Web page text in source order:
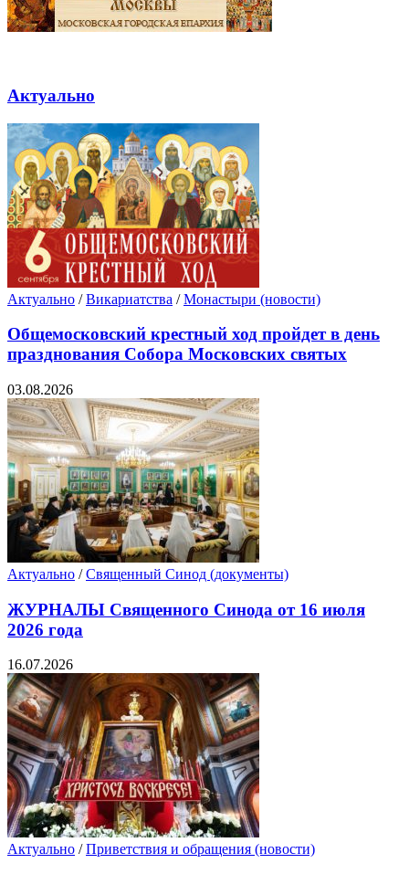
Актуально
Актуально /Викариатства /Монастыри (новости)
Общемосковский крестный ход пройдет в день
празднования Собора Московских святых
03.08.2026
Актуально /Священный Синод (документы)
ЖУРНАЛЫ Священного Синода от 16 июля
2026 года
16.07.2026
Актуально /Приветствия и обращения (новости)